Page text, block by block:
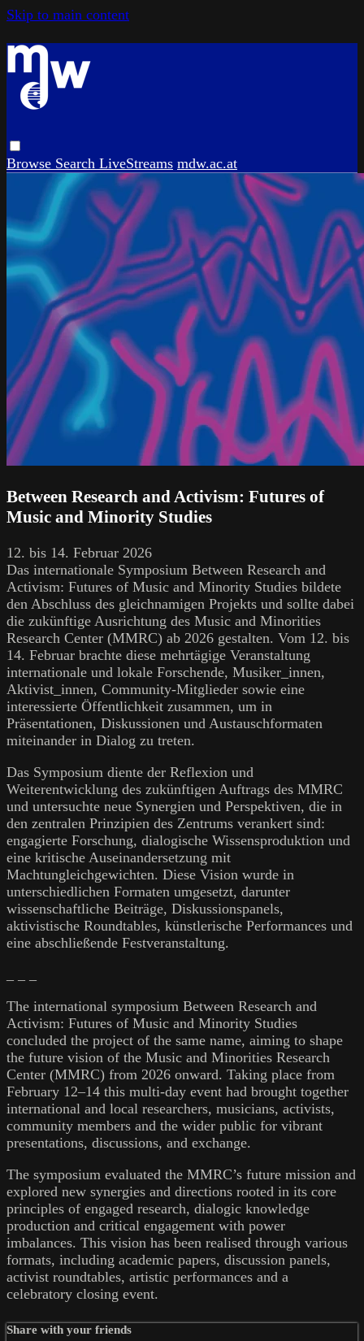
Skip to main content
Browse Search LiveStreams mdw.ac.at
Between Research and Activism: Futures of
Music and Minority Studies
12. bis 14. Februar 2026
Das internationale Symposium Between Research and
Activism: Futures of Music and Minority Studies bildete
den Abschluss des gleichnamigen Projekts und sollte dabei
die zukünftige Ausrichtung des Music and Minorities
Research Center (MMRC) ab 2026 gestalten. Vom 12. bis
14. Februar brachte diese mehrtägige Veranstaltung
internationale und lokale Forschende, Musiker_innen,
Aktivist_innen, Community-Mitglieder sowie eine
interessierte Öffentlichkeit zusammen, um in
Präsentationen, Diskussionen und Austauschformaten
miteinander in Dialog zu treten.
Das Symposium diente der Reflexion und
Weiterentwicklung des zukünftigen Auftrags des MMRC
und untersuchte neue Synergien und Perspektiven, die in
den zentralen Prinzipien des Zentrums verankert sind:
engagierte Forschung, dialogische Wissensproduktion und
eine kritische Auseinandersetzung mit
Machtungleichgewichten. Diese Vision wurde in
unterschiedlichen Formaten umgesetzt, darunter
wissenschaftliche Beiträge, Diskussionspanels,
aktivistische Roundtables, künstlerische Performances und
eine abschließende Festveranstaltung.
The international symposium Between Research and
Activism: Futures of Music and Minority Studies
concluded the project of the same name, aiming to shape
the future vision of the Music and Minorities Research
Center (MMRC) from 2026 onward. Taking place from
February 12–14 this multi-day event had brought together
international and local researchers, musicians, activists,
community members and the wider public for vibrant
presentations, discussions, and exchange.
The symposium evaluated the MMRC’s future mission and
explored new synergies and directions rooted in its core
principles of engaged research, dialogic knowledge
production and critical engagement with power
imbalances. This vision has been realised through various
formats, including academic papers, discussion panels,
activist roundtables, artistic performances and a
celebratory closing event.
Share with your friends